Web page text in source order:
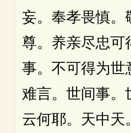
妄。奉孝畏慎。
尊。养亲尽忠可
事。不可得为世
难言。世间事。
云何耶。天中天